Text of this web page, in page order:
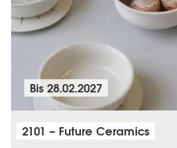
Bis28.02.2027
2101 – Future Ceramics